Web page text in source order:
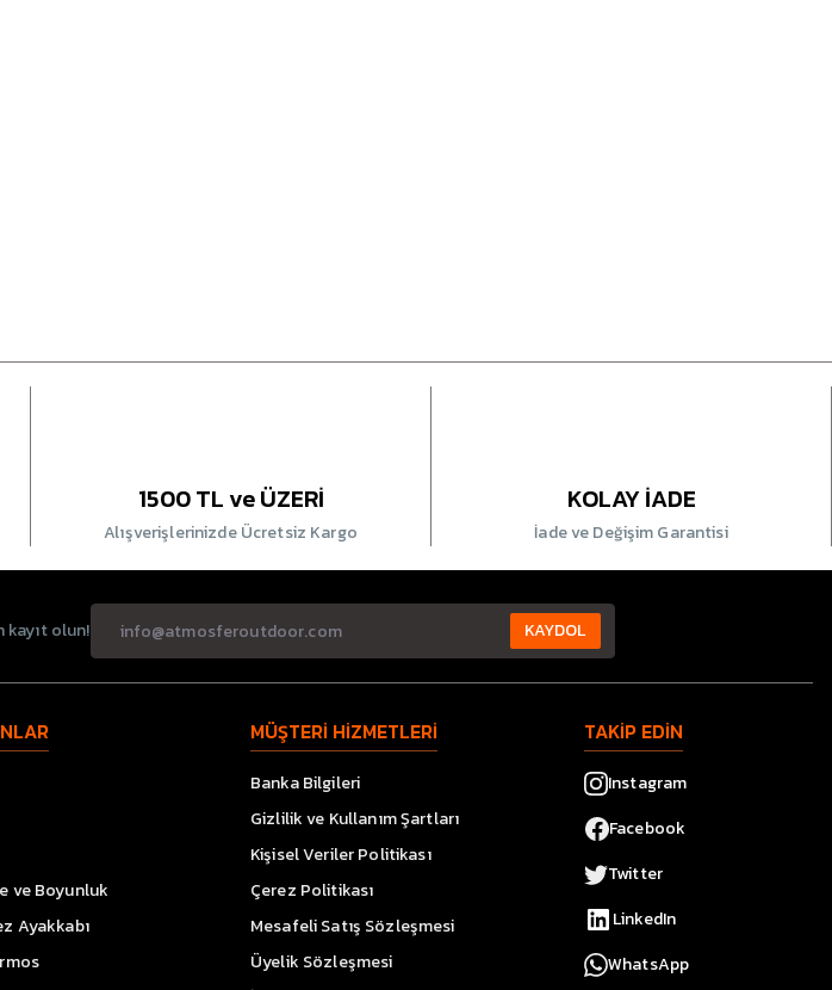
1500 TL ve ÜZERİ
Alışverişlerinizde Ücretsiz Kargo
KOLAY İADE
İade ve Değişim Garantisi
kayıt olun! KAYDOL
ve Boyunluk
Ayakkabı
MÜŞTERİ HİZMETLERİ
Banka Bilgileri
Gizlilik ve Kullanım Şartları
Kişisel Veriler Politikası
Çerez Politikası
Mesafeli Satış Sözleşmesi
Üyelik Sözleşmesi
TAKİP EDİN
Instagram
Facebook
Twitter
LinkedIn
WhatsApp